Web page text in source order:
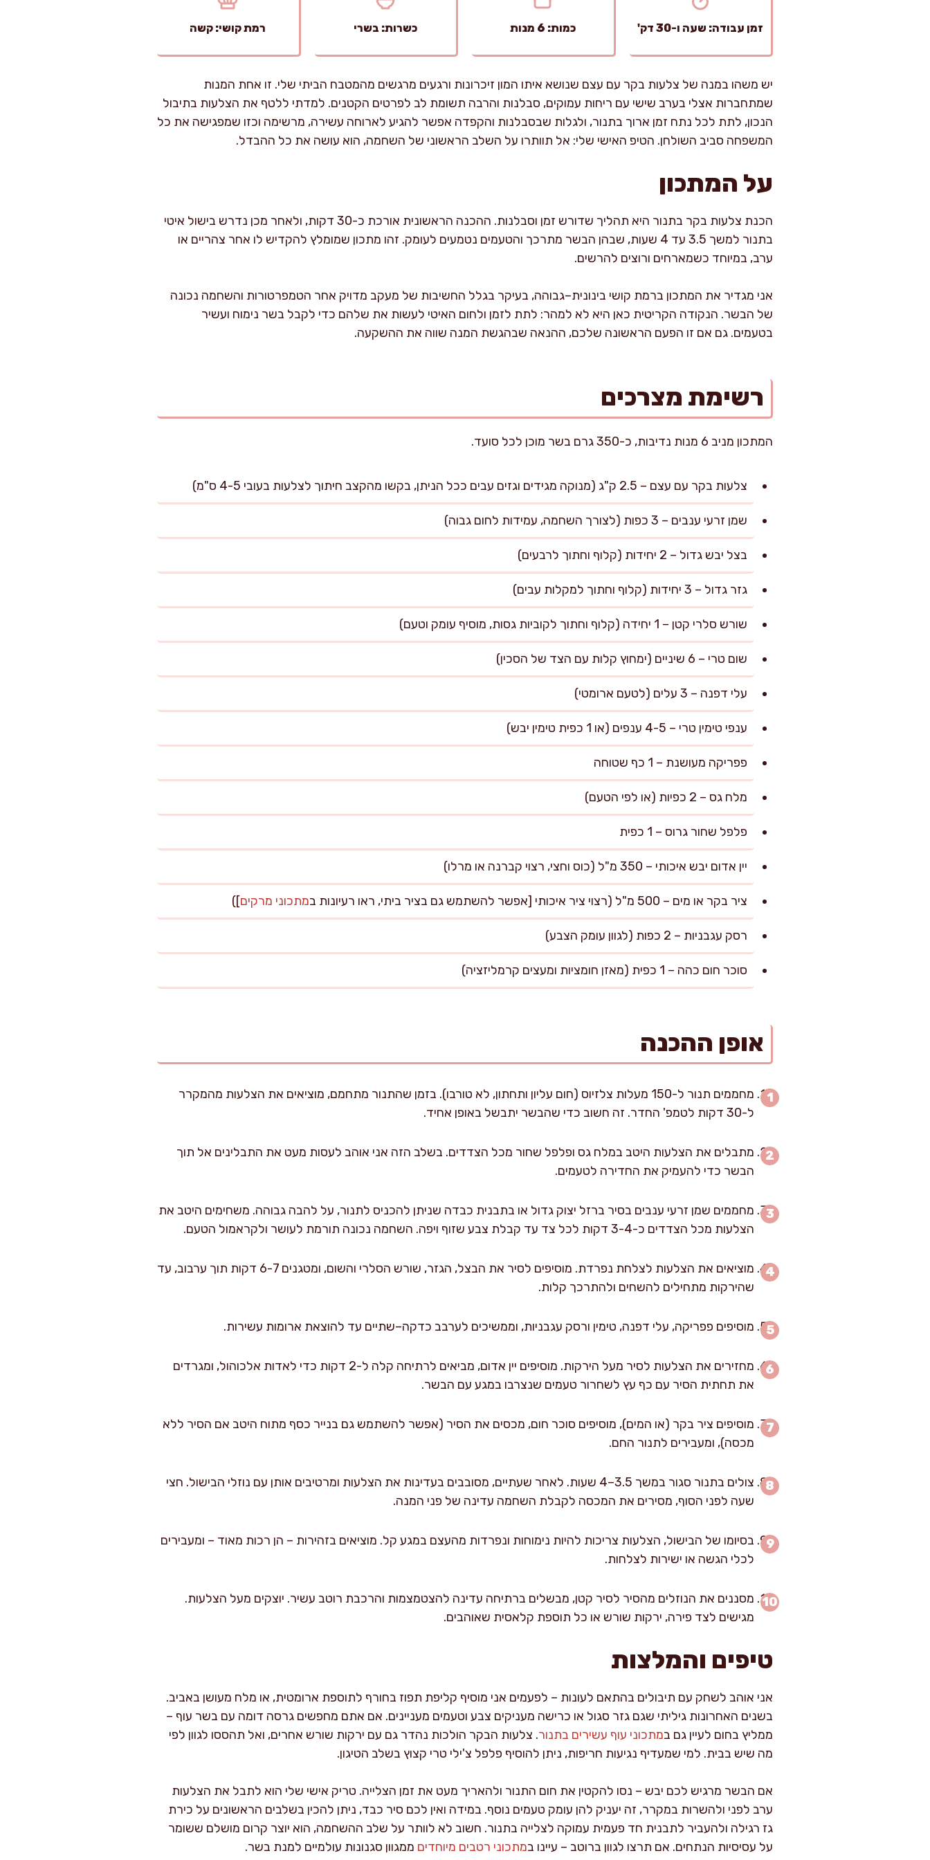
זמן עבודה: שעה ו-30 דק' כמות: 6 מנות כשרות: בשרי רמת קושי: קשה
יש משהו במנה של צלעות בקר עם עצם שנושא איתו המון זיכרונות ורגעים מרגשים מהמטבח הביתי שלי. זו אחת המנות
שמתחברות אצלי בערב שישי עם ריחות עמוקים, סבלנות והרבה תשומת לב לפרטים הקטנים. למדתי ללטף את הצלעות בתיבול
הנכון, לתת לכל נתח זמן ארוך בתנור, ולגלות שבסבלנות והקפדה אפשר להגיע לארוחה עשירה, מרשימה וכזו שמפגישה את כל
המשפחה סביב השולחן. הטיפ האישי שלי: אל תוותרו על השלב הראשוני של השחמה, הוא עושה את כל ההבדל.
על המתכון
הכנת צלעות בקר בתנור היא תהליך שדורש זמן וסבלנות. ההכנה הראשונית אורכת כ-30 דקות, ולאחר מכן נדרש בישול איטי
בתנור למשך 3.5 עד 4 שעות, שבהן הבשר מתרכך והטעמים נטמעים לעומק. זהו מתכון שמומלץ להקדיש לו אחר צהריים או
ערב, במיוחד כשמארחים ורוצים להרשים.
אני מגדיר את המתכון ברמת קושי בינונית–גבוהה, בעיקר בגלל החשיבות של מעקב מדויק אחר הטמפרטורות והשחמה נכונה
של הבשר. הנקודה הקריטית כאן היא לא למהר: לתת לזמן ולחום האיטי לעשות את שלהם כדי לקבל בשר נימוח ועשיר
בטעמים. גם אם זו הפעם הראשונה שלכם, ההנאה שבהגשת המנה שווה את ההשקעה.
רשימת מצרכים
המתכון מניב 6 מנות נדיבות, כ-350 גרם בשר מוכן לכל סועד.
צלעות בקר עם עצם – 2.5 ק"ג (מנוקה מגידים וגזים עבים ככל הניתן, בקשו מהקצב חיתוך לצלעות בעובי 4-5 ס"מ)
שמן זרעי ענבים – 3 כפות (לצורך השחמה, עמידות לחום גבוה)
בצל יבש גדול – 2 יחידות (קלוף וחתוך לרבעים)
גזר גדול – 3 יחידות (קלוף וחתוך למקלות עבים)
שורש סלרי קטן – 1 יחידה (קלוף וחתוך לקוביות גסות, מוסיף עומק וטעם)
שום טרי – 6 שיניים (ימחוץ קלות עם הצד של הסכין)
עלי דפנה – 3 עלים (לטעם ארומטי)
ענפי טימין טרי – 4-5 ענפים (או 1 כפית טימין יבש)
פפריקה מעושנת – 1 כף שטוחה
מלח גס – 2 כפיות (או לפי הטעם)
פלפל שחור גרוס – 1 כפית
יין אדום יבש איכותי – 350 מ"ל (כוס וחצי, רצוי קברנה או מרלו)
ציר בקר או מים – 500 מ"ל (רצוי ציר איכותי [אפשר להשתמש גם בציר ביתי, ראו רעיונות ב מתכוני מרקים])
רסק עגבניות – 2 כפות (לגוון עומק הצבע)
סוכר חום כהה – 1 כפית (מאזן חומציות ומעצים קרמליזציה)
אופן ההכנה
מחממים תנור ל-150 מעלות צלזיוס (חום עליון ותחתון, לא טורבו). בזמן שהתנור מתחמם, מוציאים את הצלעות מהמקרר
ל-30 דקות לטמפ' החדר. זה חשוב כדי שהבשר יתבשל באופן אחיד.
מתבלים את הצלעות היטב במלח גס ופלפל שחור מכל הצדדים. בשלב הזה אני אוהב לעסות מעט את התבלינים אל תוך
הבשר כדי להעמיק את החדירה לטעמים.
מחממים שמן זרעי ענבים בסיר ברזל יצוק גדול או בתבנית כבדה שניתן להכניס לתנור, על להבה גבוהה. משחימים היטב את
הצלעות מכל הצדדים כ-3-4 דקות לכל צד עד קבלת צבע שזוף ויפה. השחמה נכונה תורמת לעושר ולקראמול הטעם.
מוציאים את הצלעות לצלחת נפרדת. מוסיפים לסיר את הבצל, הגזר, שורש הסלרי והשום, ומטגנים 6-7 דקות תוך ערבוב, עד
שהירקות מתחילים להשחים ולהתרכך קלות.
מוסיפים פפריקה, עלי דפנה, טימין ורסק עגבניות, וממשיכים לערבב כדקה–שתיים עד להוצאת ארומות עשירות.
מחזירים את הצלעות לסיר מעל הירקות. מוסיפים יין אדום, מביאים לרתיחה קלה ל-2 דקות כדי לאדות אלכוהול, ומגרדים
את תחתית הסיר עם כף עץ לשחרור טעמים שנצרבו במגע עם הבשר.
מוסיפים ציר בקר (או המים), מוסיפים סוכר חום, מכסים את הסיר (אפשר להשתמש גם בנייר כסף מתוח היטב אם הסיר ללא
מכסה), ומעבירים לתנור החם.
צולים בתנור סגור במשך 3.5–4 שעות. לאחר שעתיים, מסובבים בעדינות את הצלעות ומרטיבים אותן עם נוזלי הבישול. חצי
שעה לפני הסוף, מסירים את המכסה לקבלת השחמה עדינה של פני המנה.
בסיומו של הבישול, הצלעות צריכות להיות נימוחות ונפרדות מהעצם במגע קל. מוציאים בזהירות – הן רכות מאוד – ומעבירים
לכלי הגשה או ישירות לצלחות.
מסננים את הנוזלים מהסיר לסיר קטן, מבשלים ברתיחה עדינה להצטמצמות והרכבת רוטב עשיר. יוצקים מעל הצלעות.
מגישים לצד פירה, ירקות שורש או כל תוספת קלאסית שאוהבים.
טיפים והמלצות
אני אוהב לשחק עם תיבולים בהתאם לעונות – לפעמים אני מוסיף קליפת תפוז בחורף לתוספת ארומטית, או מלח מעושן באביב.
בשנים האחרונות גיליתי שגם גזר סגול או כרישה מעניקים צבע וטעמים מעניינים. אם אתם מחפשים גרסה דומה עם בשר עוף –
ממליץ בחום לעיין גם במתכוני עוף עשירים בתנור. צלעות הבקר הולכות נהדר גם עם ירקות שורש אחרים, ואל תהססו לגוון לפי
מה שיש בבית. למי שמעדיף נגיעות חריפות, ניתן להוסיף פלפל צ'ילי טרי קצוץ בשלב הטיגון.
אם הבשר מרגיש לכם יבש – נסו להקטין את חום התנור ולהאריך מעט את זמן הצלייה. טריק אישי שלי הוא לתבל את הצלעות
ערב לפני ולהשרות במקרר, זה יעניק להן עומק טעמים נוסף. במידה ואין לכם סיר כבד, ניתן להכין בשלבים הראשונים על כירת
גז רגילה ולהעביר לתבנית חד פעמית עמוקה לצלייה בתנור. חשוב לא לוותר על שלב ההשחמה, הוא יוצר קרום מושלם ששומר
על עסיסיות הנתחים. אם תרצו לגוון ברוטב – עיינו במתכוני רטבים מיוחדים ממגוון סגנונות עולמיים למנת בשר.